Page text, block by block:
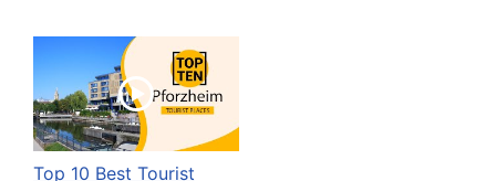
Top 10 Best Tourist